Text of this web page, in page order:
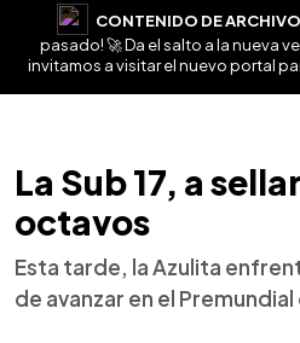
CONTENIDO DE
pasado! 🚀 Da el salto a la nueva
invitamos a visitar el nuevo portal
La Sub 17, a
octavos
Esta tarde, la Azulita
de avanzar en el